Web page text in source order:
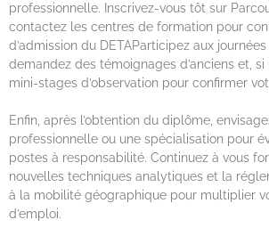
professionnelle. Inscrivez-vous tôt sur
contactez les centres de formation pour
d’admission du DETAParticipez aux
demandez des témoignages d’anciens et,
mini-stages d’observation pour confirmer
Enfin, après l’obtention du diplôme,
professionnelle ou une spécialisation pour
postes à responsabilité. Continuez à vous
nouvelles techniques analytiques et la
à la mobilité géographique pour multiplier
d’emploi.